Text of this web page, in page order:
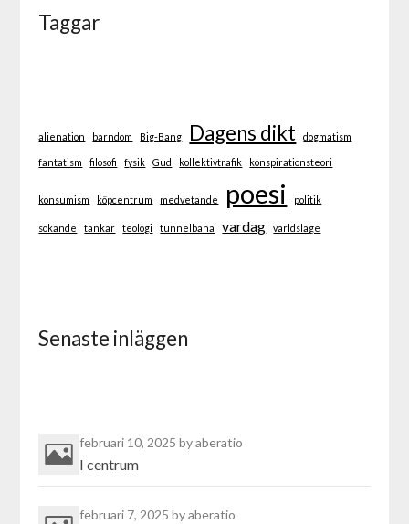
Taggar
alienation barndom Big-Bang Dagens dikt dogmatism
fantatism filosofi fysik Gud kollektivtrafik konspirationsteori
konsumism köpcentrum medvetande poesi politik
sökande tankar teologi tunnelbana vardag världsläge
Senaste inläggen
februari 10, 2025by aberatio
I centrum
februari 7, 2025by aberatio